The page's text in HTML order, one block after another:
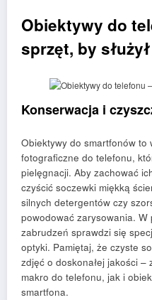
Obiektywy do
sprzęt, by
Konserwacja i
Obiektywy do smartfonów
fotograficzne do telefonu,
pielęgnacji. Aby zachować
czyścić soczewki miękką
silnych detergentów czy
powodować zarysowania.
zabrudzeń sprawdzi się
optyki. Pamiętaj, że czyste
zdjęć o doskonałej jakości
makro do telefonu, jak i
smartfona.